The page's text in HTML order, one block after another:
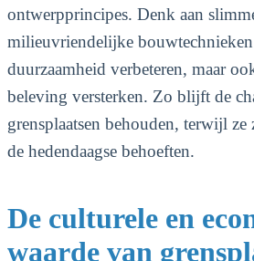
ontwerpprincipes. Denk aan
milieuvriendelijke
duurzaamheid verbeteren, maar
beleving versterken. Zo blijft de
grensplaatsen behouden, terwijl ze
de hedendaagse behoeften.
De culturele en
waarde van